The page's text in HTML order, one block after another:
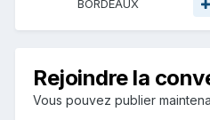
BORDEAUX
Rejoindre la
Vous pouvez publier